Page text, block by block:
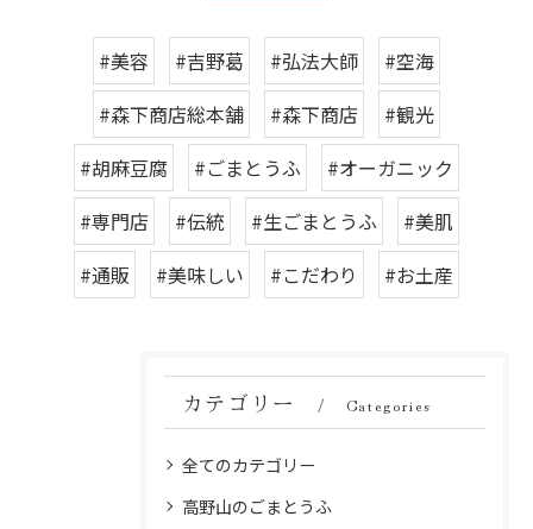
#美容 #吉野葛 #弘法大師
#空海
#森下商店総本舗
#森下商店
#観光
#胡麻豆腐
#ごまとうふ
#オーガニック
#専門店
#伝統 #生ごまとうふ
#美肌
#通販
#美味しい #こだわり #お土産
カテゴリー Categories
全てのカテゴリー
高野山のごまとうふ